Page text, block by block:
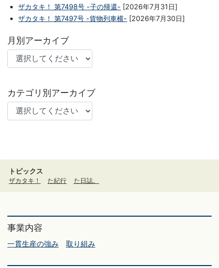
ザカタキ！ 第7498号 -子の帰還- [2026年7月31日]
ザカタキ！ 第7497号 -貨物列車横- [2026年7月30日]
月別アーカイブ
カテゴリ別アーカイブ
トピックス
ザカタキ！ た紀行 た日誌。
事業内容
一貫生産の強み 取り組み